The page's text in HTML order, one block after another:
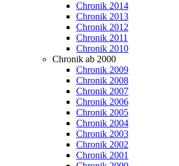
Chronik 2014
Chronik 2013
Chronik 2012
Chronik 2011
Chronik 2010
Chronik ab 2000
Chronik 2009
Chronik 2008
Chronik 2007
Chronik 2006
Chronik 2005
Chronik 2004
Chronik 2003
Chronik 2002
Chronik 2001